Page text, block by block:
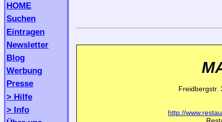
HOME
Suchen
Eintragen
Newsletter
Blog
Werbung
Presse
> Hilfe
> Info
Freidbergstr.
http://